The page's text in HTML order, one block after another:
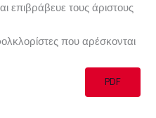
επιβράβευε τους άριστους
που αρέσκονται
PDF